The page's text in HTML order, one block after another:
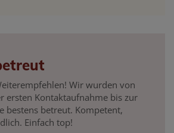
Wir wurden von
ersten Kontaktaufnahme bis zur
bestens betreut. Kompetent,
Einfach top!